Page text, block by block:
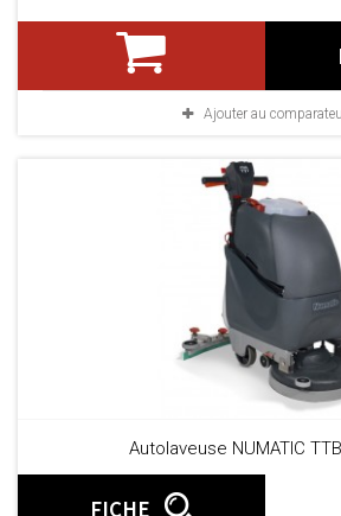
Ajouter au
Autolaveuse NUMATIC
FICHE